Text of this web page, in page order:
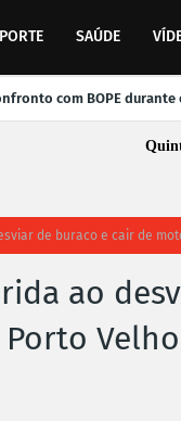
SAÚDE
com BOPE
de buraco e cair de
ao
Velho